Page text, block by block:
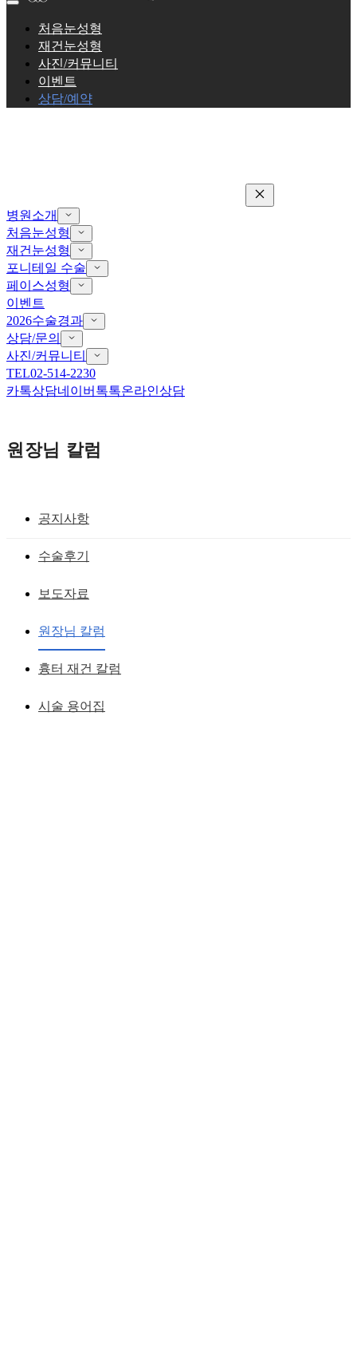
처음눈성형
재건눈성형
사진/커뮤니티
이벤트
상담/예약
병원소개
처음눈성형
재건눈성형
포니테일 수술
페이스성형
이벤트
2026수술경과
상담/문의
사진/커뮤니티
TEL02-514-2230
카톡상담네이버톡톡온라인상담
원장님 칼럼
공지사항
수술후기
보도자료
원장님 칼럼
흉터 재건 칼럼
시술 용어집
이상적인 필러의 조건
황성호 원장 작성일